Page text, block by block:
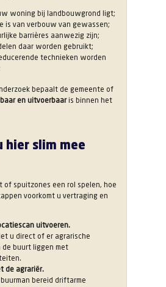
woning bij landbouwgrond ligt;
is van verbouw van gewassen;
barrières aanwezig zijn;
daar worden gebruikt;
technieken worden
bepaalt de gemeente of
en uitvoerbaaris binnen het
hier slim mee
of spuitzones een rol spelen, hoe
voorkomt u vertraging en
uitvoeren.
u direct of er agrarische
de buurt liggen met
de agrariër.
buurman bereid driftarme